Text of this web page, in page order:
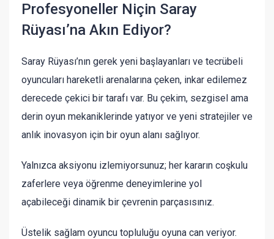
Profesyoneller Niçin Saray
Rüyası’na Akın Ediyor?
Saray Rüyası’nın gerek yeni başlayanları ve tecrübeli
oyuncuları hareketli arenalarına çeken, inkar edilemez
derecede çekici bir tarafı var. Bu çekim, sezgisel ama
derin oyun mekaniklerinde yatıyor ve yeni stratejiler ve
anlık inovasyon için bir oyun alanı sağlıyor.
Yalnızca aksiyonu izlemiyorsunuz; her kararın coşkulu
zaferlere veya öğrenme deneyimlerine yol
açabileceği dinamik bir çevrenin parçasısınız.
Üstelik sağlam oyuncu topluluğu oyuna can veriyor.